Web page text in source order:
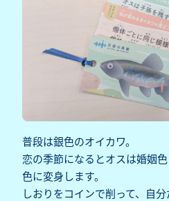
普段は銀色のオイカワ。
恋の季節になるとオスは婚姻
色に変身します。
しおりをコインで削って、自